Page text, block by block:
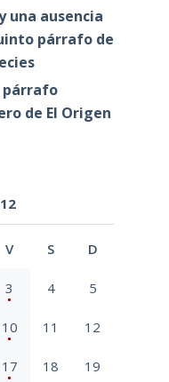
una ausencia
párrafo de
párrafo
de El Origen
V S D
3 4 5
10 11 12
17 18 19